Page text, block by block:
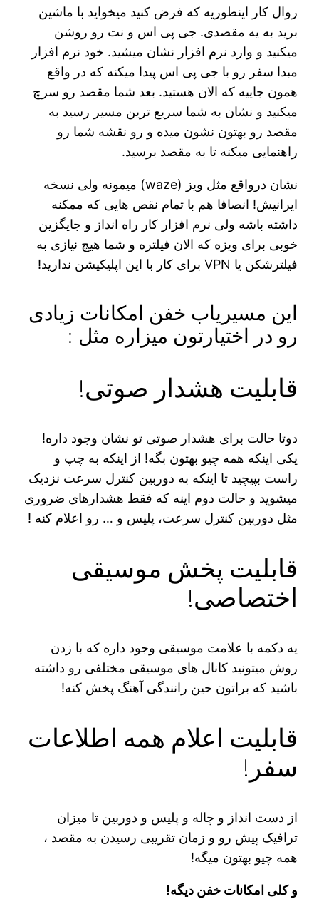
روال کار اینطوریه که فرض کنید میخواید با ماشین
برید به یه مقصدی. جی پی اس و نت رو روشن
میکنید و وارد نرم افزار نشان میشید. خود نرم افزار
مبدا سفر رو با جی پی اس پیدا میکنه که در واقع
همون جاییه که الان هستید. بعد شما مقصد رو سرچ
میکنید و نشان به شما سریع ترین مسیر رسید به
مقصد رو بهتون نشون میده و رو نقشه شما رو
راهنمایی میکنه تا به مقصد برسید.
نشان درواقع مثل ویز (waze) میمونه ولی نسخه
ایرانیش! انصافا هم با تمام نقص هایی که ممکنه
داشته باشه ولی نرم افزار کار راه انداز و جایگزین
خوبی برای ویزه که الان فیلتره و شما هیچ نیازی به
فیلترشکن یا VPN برای کار با این اپلیکیشن ندارید!
این مسیریاب خفن امکانات زیادی
رو در اختیارتون میزاره مثل :
قابلیت هشدار صوتی!
دوتا حالت برای هشدار صوتی تو نشان وجود داره!
یکی اینکه همه چیو بهتون بگه! از اینکه به چپ و
راست بپیچید تا اینکه به دوربین کنترل سرعت نزدیک
میشوید و حالت دوم اینه که فقط هشدارهای ضروری
مثل دوربین کنترل سرعت، پلیس و … رو اعلام کنه !
قابلیت پخش موسیقی
اختصاصی!
یه دکمه با علامت موسیقی وجود داره که با زدن
روش میتونید کانال های موسیقی مختلفی رو داشته
باشید که براتون حین رانندگی آهنگ پخش کنه!
قابلیت اعلام همه اطلاعات
سفر!
از دست انداز و چاله و پلیس و دوربین تا میزان
ترافیک پیش رو و زمان تقریبی رسیدن به مقصد ،
همه چیو بهتون میگه!
و کلی امکانات خفن دیگه!